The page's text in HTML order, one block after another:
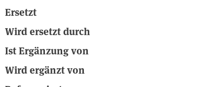
Ersetzt
Wird ersetzt durch
Ist Ergänzung von
Wird ergänzt von